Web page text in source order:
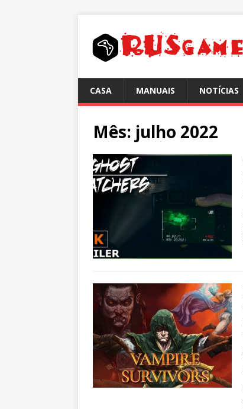
CASA MANUAIS NOTÍCIAS
Mês: julho 2022